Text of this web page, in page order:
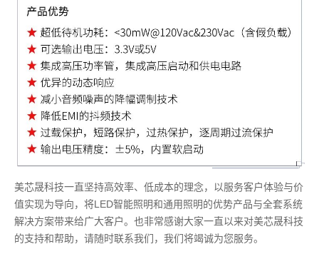
美芯晟科技一直坚持高效率、低成本的理念，以服务客户体验与价
值实现为导向，将LED智能照明和通用照明的优势产品与全套系统
解决方案带来给广大客户。也非常感谢大家一直以来对美芯晟科技
的支持和帮助，请随时联系我们，我们将竭诚为您服务。